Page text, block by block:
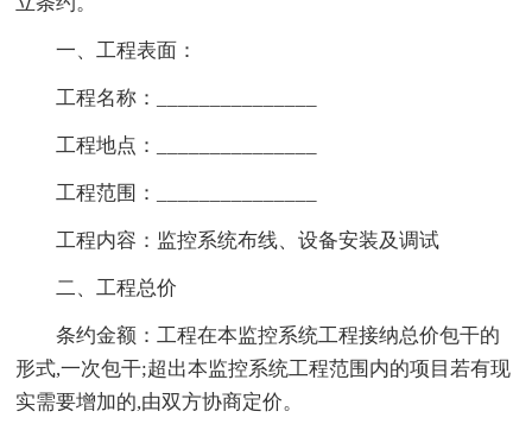
一、工程表面：
工程名称：_______________
工程地点：_______________
工程范围：_______________
工程内容：监控系统布线、设备安装及调试
二、工程总价
条约金额：工程在本监控系统工程接纳总价包干的
形式,一次包干;超出本监控系统工程范围内的项目若有现
实需要增加的,由双方协商定价。